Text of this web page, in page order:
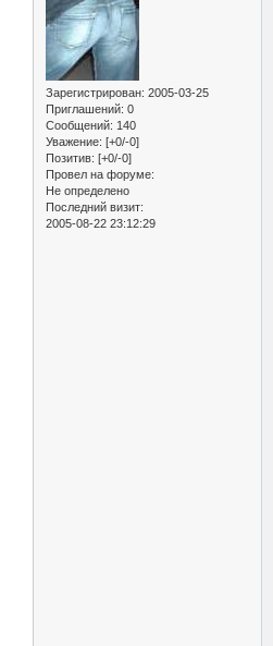
Зарегистрирован: 2005-03-25
Приглашений: 0
Сообщений: 140
Уважение: [+0/-0]
Позитив: [+0/-0]
Провел на форуме:
Не определено
Последний визит:
2005-08-22 23:12:29